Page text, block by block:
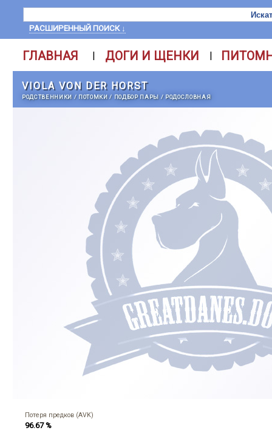
РАСШИРЕННЫЙ ПОИСК ↓
ГЛАВНАЯ | ДОГИ И ЩЕНКИ |
VIOLA VON DER HORST
РОДСТВЕННИКИ / ПОТОМКИ/ ПОДБОР ПАРЫ / РОДОСЛОВНАЯ
Потеря предков (AVK)
96.67 %